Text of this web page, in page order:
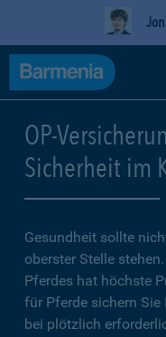
OP-
Sicherheit im
Gesundheit sollte
oberster Stelle
Pferdes hat höchste
für Pferde sichern Sie
bei plötzlich